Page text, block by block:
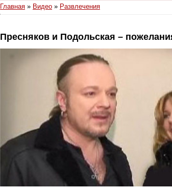
01:09:10
Главная » Видео » Развлечения
Пресняков и Подольская –